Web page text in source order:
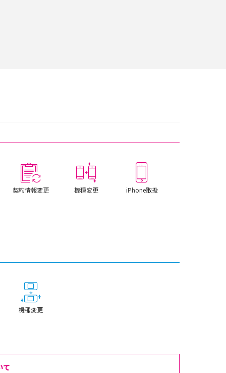
契約情報変更 機種変更 iPhone取扱
機種変更
て